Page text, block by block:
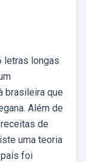
letras longas
brasileira que
Além de
de
uma teoria
país foi